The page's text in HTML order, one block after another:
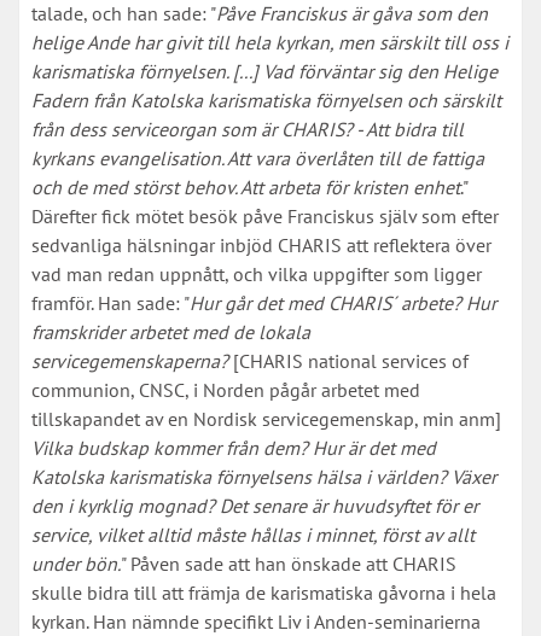
talade, och han sade: "Påve Franciskus är gåva som den
helige Ande har givit till hela kyrkan, men särskilt till oss i
karismatiska förnyelsen. [...] Vad förväntar sig den Helige
Fadern från Katolska karismatiska förnyelsen och särskilt
från dess serviceorgan som är CHARIS? - Att bidra till
kyrkans evangelisation. Att vara överlåten till de fattiga
och de med störst behov. Att arbeta för kristen enhet."
Därefter fick mötet besök påve Franciskus själv som efter
sedvanliga hälsningar inbjöd CHARIS att reflektera över
vad man redan uppnått, och vilka uppgifter som ligger
framför. Han sade: "Hur går det med CHARIS´ arbete? Hur
framskrider arbetet med de lokala
servicegemenskaperna?[CHARIS national services of
communion, CNSC, i Norden pågår arbetet med
tillskapandet av en Nordisk servicegemenskap, min anm]
Vilka budskap kommer från dem? Hur är det med
Katolska karismatiska förnyelsens hälsa i världen? Växer
den i kyrklig mognad? Det senare är huvudsyftet för er
service, vilket alltid måste hållas i minnet, först av allt
under bön." Påven sade att han önskade att CHARIS
skulle bidra till att främja de karismatiska gåvorna i hela
kyrkan. Han nämnde specifikt Liv i Anden-seminarierna